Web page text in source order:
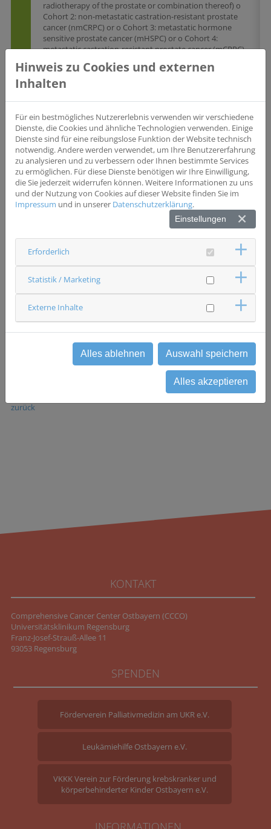
radiotherapy of the prostate or combination thereof) o
Cohort 2: non-metastatic castration-resistant prostate
cancer (nmCRPC) or o Cohort 3: metastatic hormone
sensitive prostate cancer (mHSPC) or o Cohort 4:
metastatic castration-resistant prostate cancer (mCRPC)
(irrespective of treatment choice, treatment line) •
Patients who will receive a new line of systemic therapy
at the time of study entry or up to 4 weeks thereafter.
diagnosis of mCRPC (=first line mCRPC) after either
treatment for mHSPC or non-metastatic CRPC as well as
patients with prior mCRPC treatments (2nd, 3rd, … line). •
For Cohorts 1, 2 and 3: Disease proven by clinical
measures (i.e. standard imaging) to be either unsuitable
for local salvage treatment (e.g. surgery, radiotherapy) or
local treatment is declined by the patient. • Patients, who
are able and willing to sign the informed consent form
Wesentliche Ausschlusskriterien
Patients who are not eligible for observation due to
Status
rekrutierend
Ansprechpartner & Kontakt
Caritas-Krankenhaus St. Josef Regensburg
Urologie
Studienzentrale
0941 7823506
uro-studienzentrum(at)csj.de
zurück
KONTAKT
Comprehensive Cancer Center Ostbayern (CCCO)
Universitätsklinikum Regensburg
Franz-Josef-Strauß-Allee 11
93053 Regensburg
SPENDEN
Förderverein Palliativmedizin am UKR e.V.
Leukämiehilfe Ostbayern e.V.
VKKK Verein zur Förderung krebskranker und
körperbehinderter Kinder Ostbayern e.V.
Hinweis zu Cookies und externen
Inhalten
Für ein bestmögliches Nutzererlebnis verwenden wir verschiedene
Dienste, die Cookies und ähnliche Technologien verwenden. Einige
Dienste sind für eine reibungslose Funktion der Website technisch
notwendig. Andere werden verwendet, um Ihre Benutzererfahrung
zu analysieren und zu verbessern oder Ihnen bestimmte Services
zu ermöglichen. Für diese Dienste benötigen wir Ihre Einwilligung,
die Sie jederzeit widerrufen können. Weitere Informationen zu uns
und der Nutzung von Cookies auf dieser Website finden Sie im
Impressum und in unserer Datenschutzerklärung.
Einstellungen
Erforderlich
Statistik / Marketing
Externe Inhalte
Alles ablehnen Auswahl speichern
Alles akzeptieren